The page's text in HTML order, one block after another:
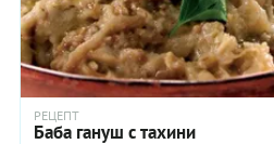
РЕЦЕПТ
Баба гануш с тахини